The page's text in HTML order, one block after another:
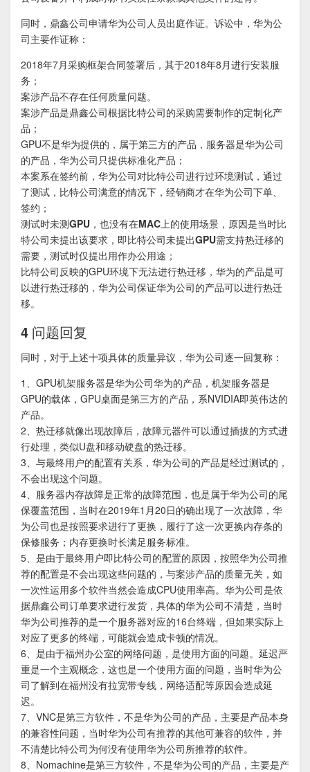
同时，鼎鑫公司申请华为公司人员出庭作证。诉讼中，华为公
司主要作证称：
2018年7月采购框架合同签署后，其于2018年8月进行安装服
务；
案涉产品不存在任何质量问题。
案涉产品是鼎鑫公司根据比特公司的采购需要制作的定制化产
品；
GPU不是华为提供的，属于第三方的产品，服务器是华为公司
的产品， 华为公司只提供标准化产品 ；
本案系在签约前， 华为公司对比特公司进行过环境测试，通过
了测试 ，比特公司满意的情况下，经销商才在华为公司下单、
签约；
测试时未测GPU，也没有在MAC上的使用场景，原因是当时比
特公司未提出该要求，即比特公司未提出GPU需支持热迁移的
需要，测试时仅提出用作办公用途；
比特公司反映的GPU环境下无法进行热迁移，华为的产品是可
以进行热迁移的，华为公司保证华为公司的产品可以进行热迁
移。
4 问题回复
同时，对于上述十项具体的质量异议，华为公司逐一回复称：
1、GPU机架服务器是华为公司华为的产品，机架服务器是
GPU的载体，GPU桌面是第三方的产品，系NVIDIA即英伟达的
产品。
2、热迁移就像出现故障后，故障元器件可以通过插拔的方式进
行处理，类似U盘和移动硬盘的热迁移。
3、与最终用户的配置有关系，华为公司的产品是经过测试的，
不会出现这个问题。
4、服务器内存故障是正常的故障范围，也是属于华为公司的尾
保覆盖范围，当时在2019年1月20日的确出现了一次故障，华
为公司也是按照要求进行了更换，履行了这一次更换内存条的
保修服务；内存更换时长满足服务标准。
5、是由于最终用户即比特公司的配置的原因，按照华为公司推
荐的配置是不会出现这些问题的，与案涉产品的质量无关，如
一次性运用多个软件当然会造成CPU使用率高。华为公司是依
据鼎鑫公司订单要求进行发货，具体的华为公司不清楚，当时
华为公司推荐的是一个服务器对应的16台终端，但如果实际上
对应了更多的终端，可能就会造成卡顿的情况。
6、是由于福州办公室的网络问题，是使用方面的问题。延迟严
重是一个主观概念，这也是一个使用方面的问题，当时华为公
司了解到在福州没有拉宽带专线，网络适配等原因会造成延
迟。
7、VNC是第三方软件，不是华为公司的产品，主要是产品本身
的兼容性问题，当时华为公司有推荐的其他可兼容的软件，并
不清楚比特公司为何没有使用华为公司所推荐的软件。
8、Nomachine是第三方软件，不是华为公司的产品，主要是产